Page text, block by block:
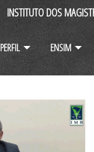
INSTITUTO DOS
PERFIL ENSIM